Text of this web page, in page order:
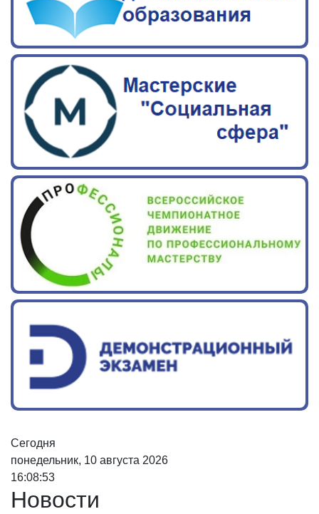
Сегодня
понедельник, 10 августа 2026
16:08:55
Новости